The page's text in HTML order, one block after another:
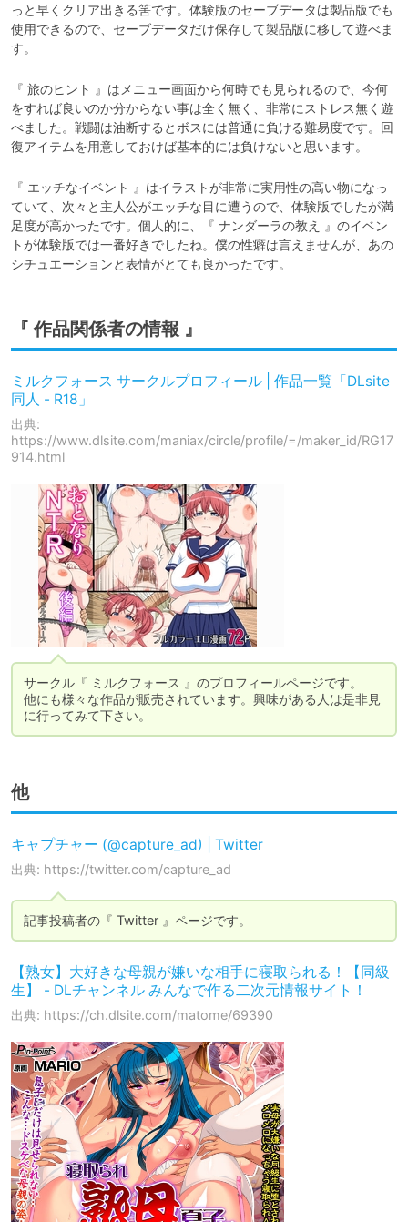
っと早くクリア出きる筈です。体験版のセーブデータは製品版でも
使用できるので、セーブデータだけ保存して製品版に移して遊べま
す。
『 旅のヒント 』はメニュー画面から何時でも見られるので、今何
をすれば良いのか分からない事は全く無く、非常にストレス無く遊
べました。戦闘は油断するとボスには普通に負ける難易度です。回
復アイテムを用意しておけば基本的には負けないと思います。
『 エッチなイベント 』はイラストが非常に実用性の高い物になっ
ていて、次々と主人公がエッチな目に遭うので、体験版でしたが満
足度が高かったです。個人的に、『 ナンダーラの教え 』のイベン
トが体験版では一番好きでしたね。僕の性癖は言えませんが、あの
シチュエーションと表情がとても良かったです。
『 作品関係者の情報 』
ミルクフォース サークルプロフィール | 作品一覧「DLsite
同人 - R18」
出典:
https://www.dlsite.com/maniax/circle/profile/=/maker_id/RG17
914.html
サークル『 ミルクフォース 』のプロフィールページです。
他にも様々な作品が販売されています。興味がある人は是非見
に行ってみて下さい。
他
キャプチャー (@capture_ad) | Twitter
出典: https://twitter.com/capture_ad
記事投稿者の『 Twitter 』ページです。
【熟女】大好きな母親が嫌いな相手に寝取られる！【同級
生】 - DLチャンネル みんなで作る二次元情報サイト！
出典: https://ch.dlsite.com/matome/69390